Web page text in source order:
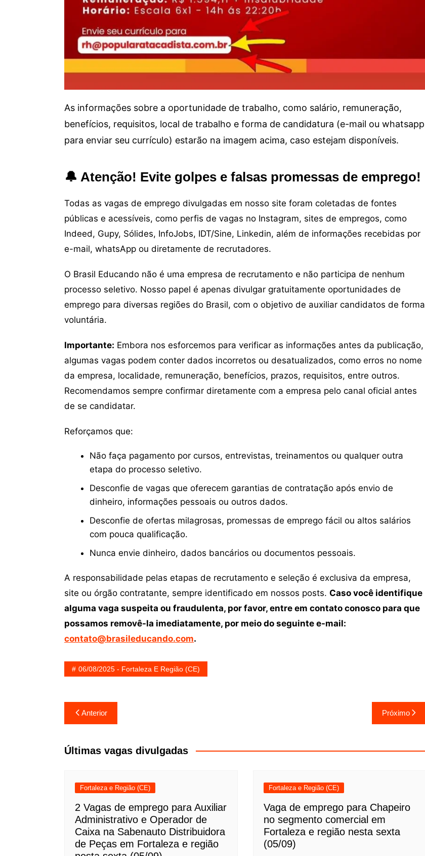
As informações sobre a oportunidade de trabalho, como salário, remuneração,
benefícios, requisitos, local de trabalho e forma de candidatura (e-mail ou whatsapp
para enviar seu currículo) estarão na imagem acima, caso estejam disponíveis.
🔔 Atenção! Evite golpes e falsas promessas de emprego!
Todas as vagas de emprego divulgadas em nosso site foram coletadas de fontes
públicas e acessíveis, como perfis de vagas no Instagram, sites de empregos, como
Indeed, Gupy, Sólides, InfoJobs, IDT/Sine, Linkedin, além de informações recebidas por
e-mail, whatsApp ou diretamente de recrutadores.
O Brasil Educando não é uma empresa de recrutamento e não participa de nenhum
processo seletivo. Nosso papel é apenas divulgar gratuitamente oportunidades de
emprego para diversas regiões do Brasil, com o objetivo de auxiliar candidatos de forma
voluntária.
Importante: Embora nos esforcemos para verificar as informações antes da publicação,
algumas vagas podem conter dados incorretos ou desatualizados, como erros no nome
da empresa, localidade, remuneração, benefícios, prazos, requisitos, entre outros.
Recomendamos sempre confirmar diretamente com a empresa pelo canal oficial antes
de se candidatar.
Reforçamos que:
Não faça pagamento por cursos, entrevistas, treinamentos ou qualquer outra
etapa do processo seletivo.
Desconfie de vagas que oferecem garantias de contratação após envio de
dinheiro, informações pessoais ou outros dados.
Desconfie de ofertas milagrosas, promessas de emprego fácil ou altos salários
com pouca qualificação.
Nunca envie dinheiro, dados bancários ou documentos pessoais.
A responsabilidade pelas etapas de recrutamento e seleção é exclusiva da empresa,
site ou órgão contratante, sempre identificado em nossos posts. Caso você identifique
alguma vaga suspeita ou fraudulenta, por favor, entre em contato conosco para que
possamos removê-la imediatamente, por meio do seguinte e-mail:
contato@brasileducando.com.
06/08/2025 - Fortaleza E Região (CE)
Navegação
de
Post
Anterior Próximo
Últimas vagas divulgadas
Fortaleza e Região (CE)
2 Vagas de emprego para Auxiliar
Administrativo e Operador de
Caixa na Sabenauto Distribuidora
de Peças em Fortaleza e região
Fortaleza e Região (CE)
Vaga de emprego para Chapeiro
no segmento comercial em
Fortaleza e região nesta sexta
(05/09)